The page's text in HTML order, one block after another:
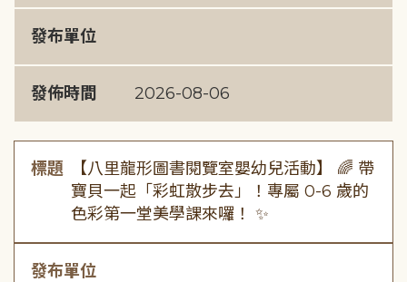
發布單位
發佈時間 2026-08-06
標題
【八里龍形圖書閱覽室嬰幼兒活動】 🌈 帶
寶貝一起「彩虹散步去」！專屬 0-6 歲的
色彩第一堂美學課來囉！ ✨
發布單位